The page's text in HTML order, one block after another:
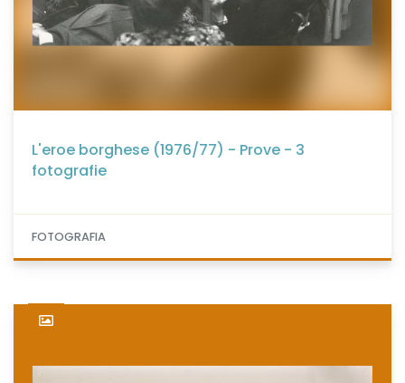
L'eroe borghese (1976/77) - Prove - 3
fotografie
FOTOGRAFIA